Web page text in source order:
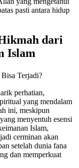
pasti antara hidup
dari
Islam
perhatian,
yang mendalam
ini, meskipun
menyentuh esensi
Islam,
cerminan akan
setelah dunia fana
dan memperkuat